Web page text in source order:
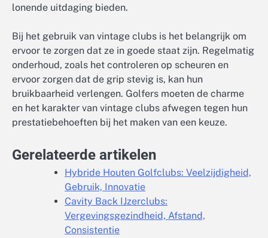
lonende uitdaging bieden.
Bij het gebruik van vintage clubs is het belangrijk om
ervoor te zorgen dat ze in goede staat zijn. Regelmatig
onderhoud, zoals het controleren op scheuren en
ervoor zorgen dat de grip stevig is, kan hun
bruikbaarheid verlengen. Golfers moeten de charme
en het karakter van vintage clubs afwegen tegen hun
prestatiebehoeften bij het maken van een keuze.
Gerelateerde artikelen
Hybride Houten Golfclubs: Veelzijdigheid,
Gebruik, Innovatie
Cavity Back IJzerclubs:
Vergevingsgezindheid, Afstand,
Consistentie